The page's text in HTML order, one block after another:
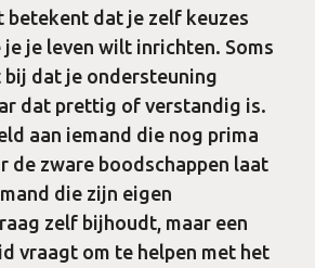
betekent dat je zelf keuzes
je leven wilt inrichten. Soms
dat je ondersteuning
dat prettig of verstandig is.
aan iemand die nog prima
de zware boodschappen laat
die zijn eigen
zelf bijhoudt, maar een
vraagt om te helpen met het